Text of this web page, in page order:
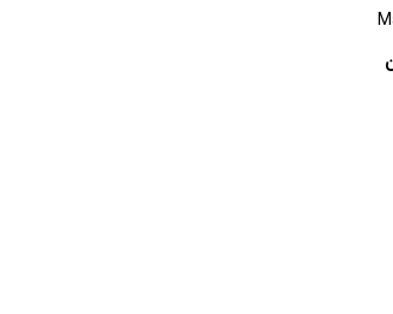
در سبد خرید نیست.